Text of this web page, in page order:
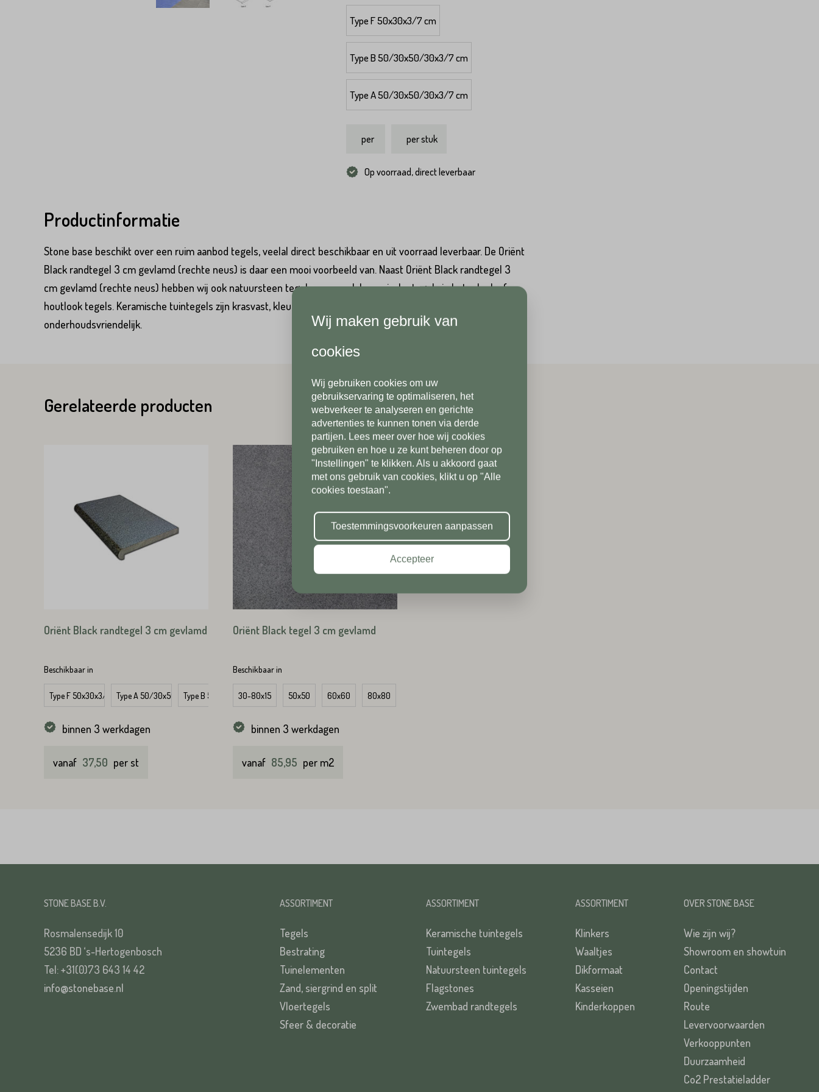
Type F 50x30x3/7 cm
Type B 50/30x50/30x3/7 cm
Type A 50/30x50/30x3/7 cm
per per stuk
Op voorraad, direct leverbaar
Productinformatie
Stone base beschikt over een ruim aanbod tegels, veelal direct beschikbaar en uit voorraad leverbaar. De Oriënt
Black randtegel 3 cm gevlamd (rechte neus) is daar een mooi voorbeeld van. Naast Oriënt Black randtegel 3
cm gevlamd (rechte neus) hebben wij ook natuursteen tegels, maar ook keramische tegels in betonlook of
houtlook tegels. Keramische tuintegels zijn krasvast, kleurvast, slijtvast, maatvast en daarnaast
onderhoudsvriendelijk.
Gerelateerde producten
Oriënt Black randtegel 3 cm gevlamd
Beschikbaar in
Type F 50x30x3/5 cmType A 50/30x50/30x3/5 cmType B 50/30x50/30x3/5 cmType C radius inw. 150 cm
Type D Type E
binnen 3 werkdagen
vanaf 37,50 per st
Oriënt Black tegel 3 cm gevlamd
Beschikbaar in
30-80x15 50x50 60x60 80x80
binnen 3 werkdagen
vanaf 85,95 per m2
Variant*
Achternaam*
Telefoonnummer*
Land*
Nederland
Postcode*
Huisnummer*
Straat*
VERSTUREN
Voornaam* Achternaam*
Telefoonnummer*
Postcode*
Huisnummer* Toevoeging
Straat* Plaats*
VERSTUREN
STONE BASE B.V.
Rosmalensedijk 10
5236 BD ‘s-Hertogenbosch
Tel: +31(0)73 643 14 42
info@stonebase.nl
ASSORTIMENT
Tegels
Bestrating
Tuinelementen
Zand, siergrind en split
Vloertegels
Sfeer & decoratie
ASSORTIMENT
Keramische tuintegels
Tuintegels
Natuursteen tuintegels
Flagstones
Zwembad randtegels
ASSORTIMENT
Klinkers
Waaltjes
Dikformaat
Kasseien
Kinderkoppen
OVER STONE BASE
Wie zijn wij?
Showroom en showtuin
Contact
Openingstijden
Route
Levervoorwaarden
Verkooppunten
Duurzaamheid
Co2 Prestatieladder
Wij maken gebruik van
cookies
Wij gebruiken cookies om uw
gebruikservaring te optimaliseren, het
webverkeer te analyseren en gerichte
advertenties te kunnen tonen via derde
partijen. Lees meer over hoe wij cookies
gebruiken en hoe u ze kunt beheren door op
"Instellingen" te klikken. Als u akkoord gaat
met ons gebruik van cookies, klikt u op "Alle
cookies toestaan".
Toestemmingsvoorkeuren aanpassen
Accepteer